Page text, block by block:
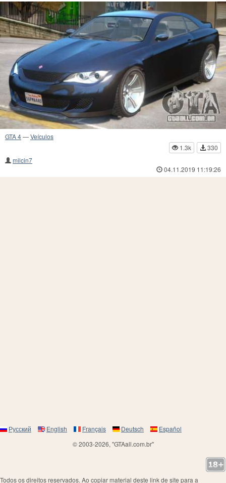
GTA 4—Veículos
1.3k
330
milcin7
04.11.2019 11:19:26
Русский English Français Deutsch
Español
© 2003-2026, "GTAall.com.br"
Todos os direitos reservados. Ao copiar material deste link de site para a